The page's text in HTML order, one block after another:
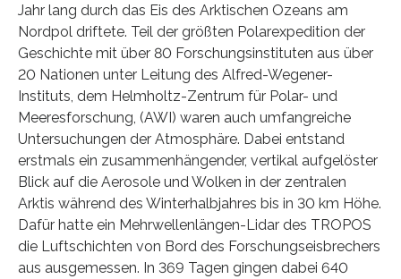
Jahr lang durch das Eis des Arktischen Ozeans am
Nordpol driftete. Teil der größten Polarexpedition der
Geschichte mit über 80 Forschungsinstituten aus über
20 Nationen unter Leitung des Alfred-Wegener-
Instituts, dem Helmholtz-Zentrum für Polar- und
Meeresforschung, (AWI) waren auch umfangreiche
Untersuchungen der Atmosphäre. Dabei entstand
erstmals ein zusammenhängender, vertikal aufgelöster
Blick auf die Aerosole und Wolken in der zentralen
Arktis während des Winterhalbjahres bis in 30 km Höhe.
Dafür hatte ein Mehrwellenlängen-Lidar des TROPOS
die Luftschichten von Bord des Forschungseisbrechers
aus ausgemessen. In 369 Tagen gingen dabei 640